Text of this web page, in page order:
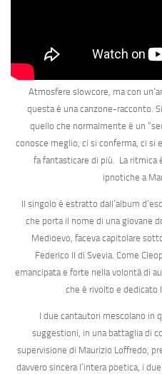
Atmosfere slowcore, ma con
questa è una canzone-racconto.
quello che normalmente è un
conosce meglio, ci si conferma, ci si
fa fantasticare di più. La ritmica
ipnotiche a
Il singolo è estratto dall’album
che porta il nome di una giovane
Medioevo, faceva capitolare
Federico II di Svevia. Come
emancipata e forte nella volontà di
che è rivolto e dedicato
I due cantautori mescolano in
suggestioni, in una battaglia di
supervisione di Maurizio Loffredo,
davvero sincera l’intera poetica, i